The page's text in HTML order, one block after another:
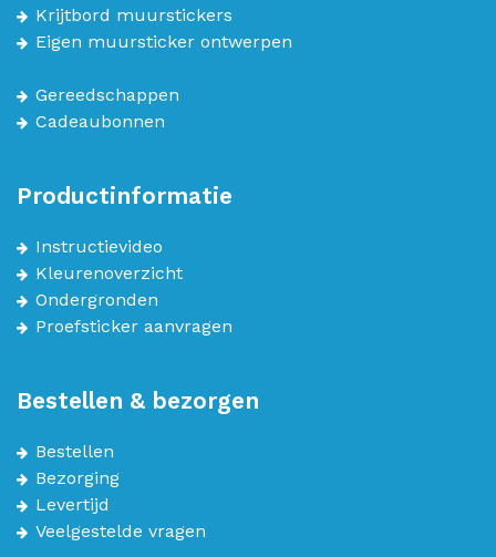
Krijtbord muurstickers
Eigen muursticker ontwerpen
Gereedschappen
Cadeaubonnen
Productinformatie
Instructievideo
Kleurenoverzicht
Ondergronden
Proefsticker aanvragen
Bestellen & bezorgen
Bestellen
Bezorging
Levertijd
Veelgestelde vragen